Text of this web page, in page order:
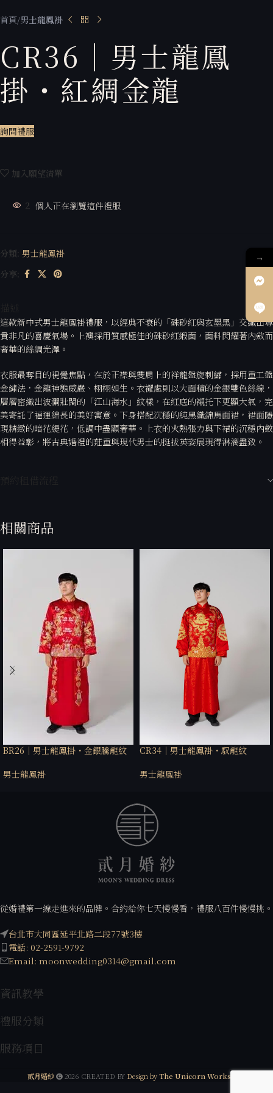
首頁 男士龍鳳褂
CR36｜男士龍鳳
掛・紅綢金龍
詢問禮服
加入願望清單
2 個人正在瀏覽這件禮服
分類: 男士龍鳳褂
分享:
這款新中式男士龍鳳褂禮服，以經典不衰的「硃砂紅與玄墨黑」交織出尊
貴非凡的喜慶氣場。上襖採用質感極佳的硃砂紅緞面，面料閃耀著內斂而
奢華的絲綢光澤。
衣服最奪目的視覺焦點，在於正襟與雙肩上的祥龍盤旋刺繡，採用重工盤
金繡法，金龍神態威嚴、栩栩如生。衣襬處則以大面積的金銀雙色絲線，
層層密織出波瀾壯闊的「江山海水」紋樣，在紅底的襯托下更顯大氣，完
美寄託了福運綿長的美好寓意。下身搭配沉穩的純黑織錦馬面裙，裙面隱
現精緻的暗花緹花，低調中盡顯奢華。上衣的火熱張力與下裙的沉穩內斂
相得益彰，將古典婚禮的莊重與現代男士的挺拔英姿展現得淋漓盡致。
相關商品
BR26｜男士龍鳳掛・金銀騰龍紋
男士龍鳳褂
CR34｜男士龍鳳褂・馭龍紋
男士龍鳳褂
從婚禮第一線走進來的品牌。合約給你七天慢慢看，禮服八百件慢慢挑。
台北市大同區延平北路二段77號3樓
電話: 02-2591-9792
Email: moonwedding0314@gmail.com
資訊教學
禮服分類
服務項目
貳月婚紗 2026 CREATED BY Design byThe Unicorn Workshop
→